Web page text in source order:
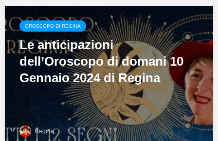
OROSCOPO DI REGINA
Le anticipazioni
dell’Oroscopo di domani 10
Gennaio 2024 di Regina
Regina